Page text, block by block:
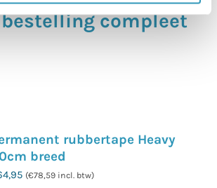
compleet
rubbertape Heavy
breed
(€78,59incl. btw)